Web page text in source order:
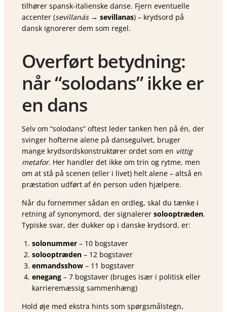
tilhører spansk-italienske danse. Fjern eventuelle
accenter (sevillanás→ sevillanas) – krydsord på
dansk ignorerer dem som regel.
Overført betydning:
når “solodans” ikke er
en dans
Selv om “solodans” oftest leder tanken hen på én, der
svinger hofterne alene på dansegulvet, bruger
mange krydsordskonstruktører ordet som en vittig
metafor. Her handler det ikke om trin og rytme, men
om at stå på scenen (eller i livet) helt alene – altså en
præstation udført af én person uden hjælpere.
Når du fornemmer sådan en ordleg, skal du tænke i
retning af synonymord, der signalerer solo­optræden.
Typiske svar, der dukker op i danske krydsord, er:
solonummer – 10 bogstaver
solooptræden – 12 bogstaver
enmandsshow – 11 bogstaver
enegang – 7 bogstaver (bruges især i politisk eller
karrieremæssig sammenhæng)
Hold øje med ekstra hints som spørgsmålstegn,